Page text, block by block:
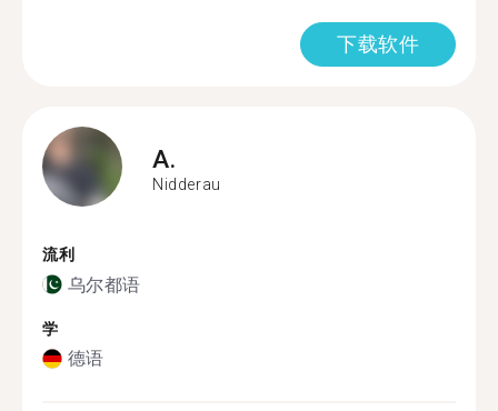
下载软件
A.
Nidderau
流利
乌尔都语
学
德语